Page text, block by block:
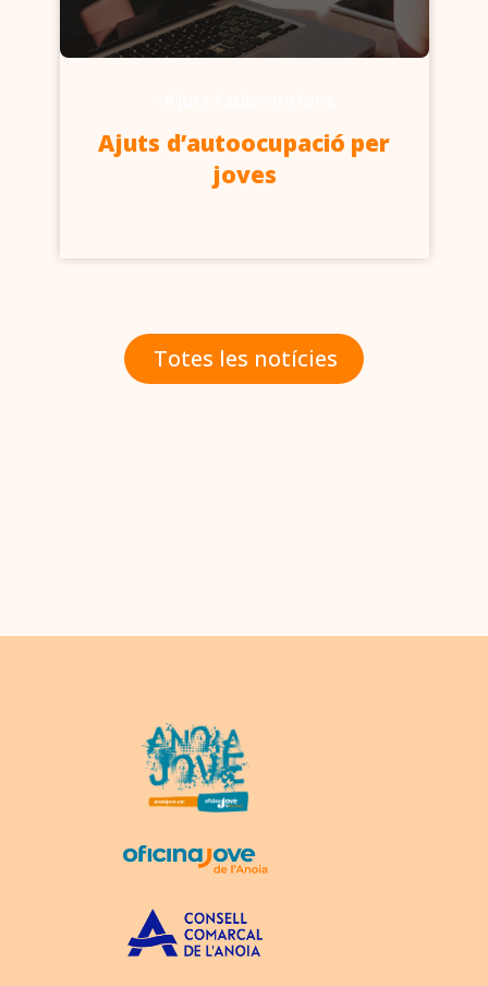
Ajuts d’autoocupació per
joves
Totes les notícies